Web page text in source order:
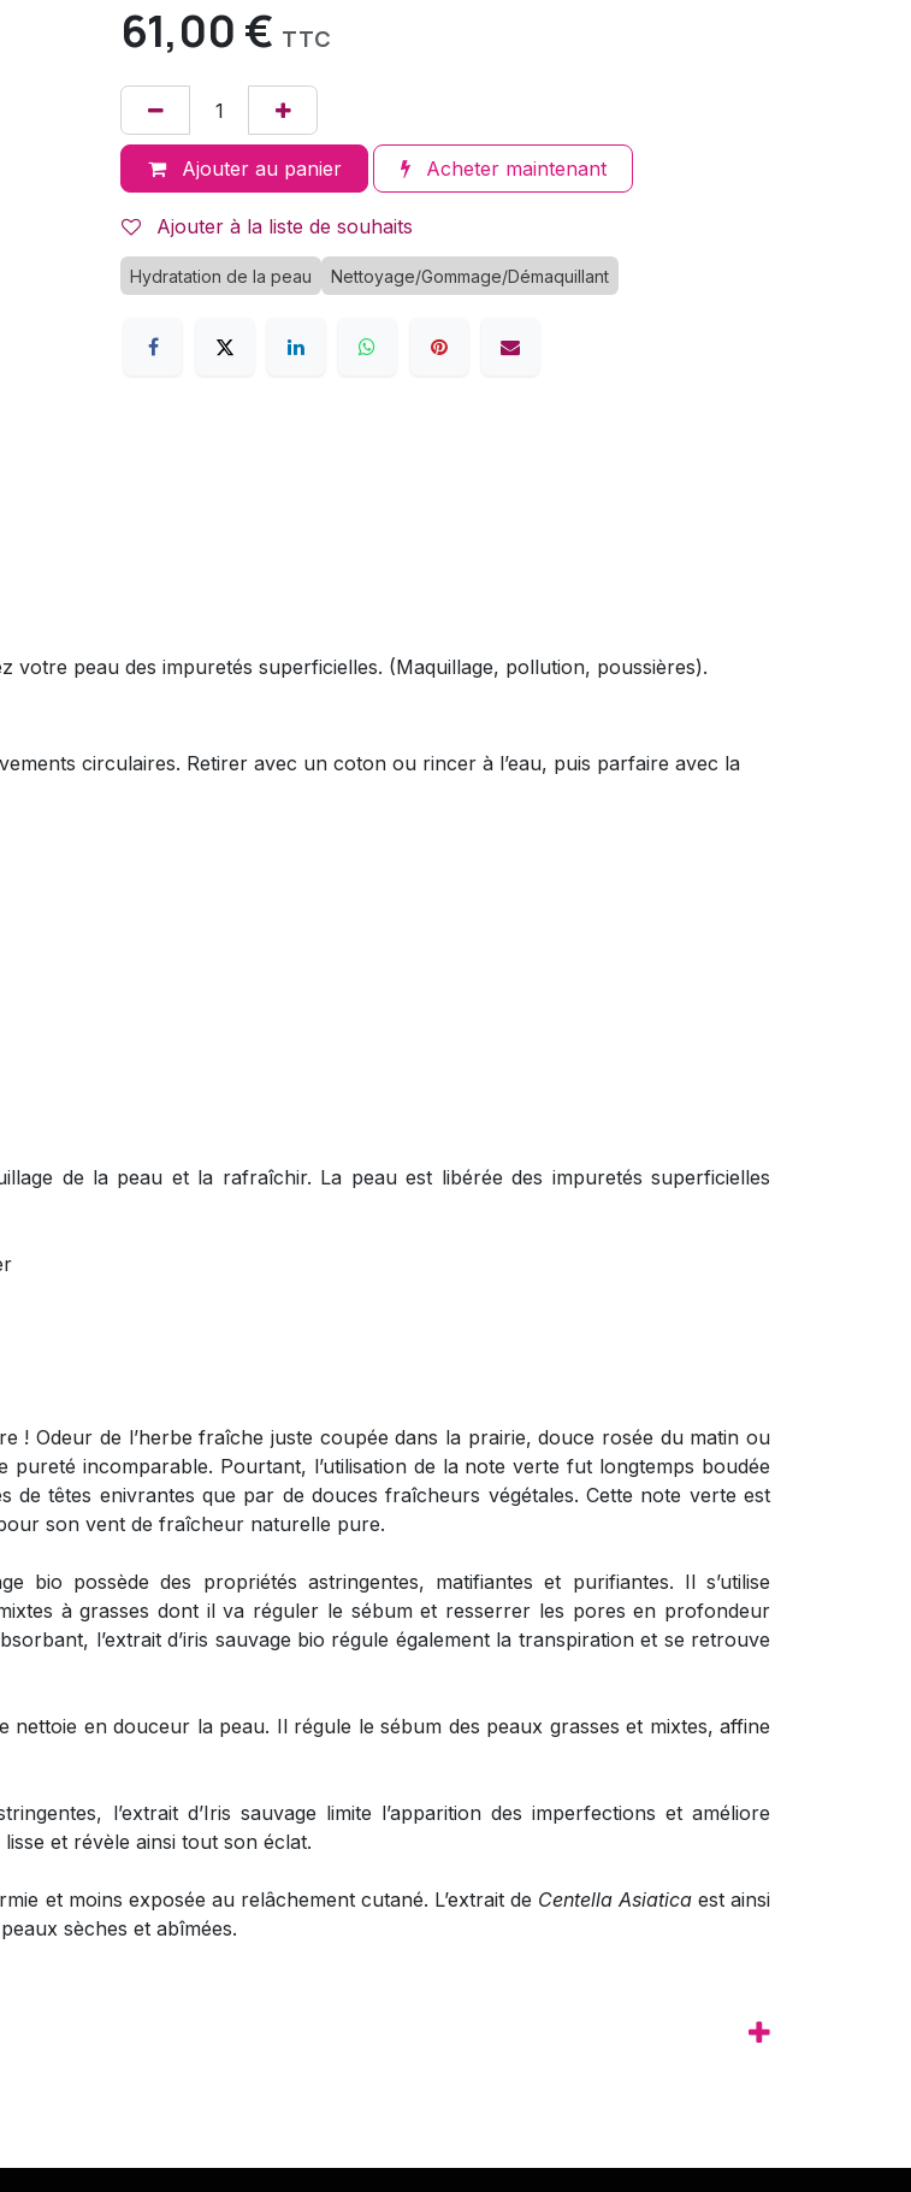
61,00 € TTC
Ajouter au panier Acheter maintenant
Ajouter à la liste de souhaits
Hydratation de la peau Nettoyage/Gommage/Démaquillant
votre peau des impuretés superficielles. (Maquillage, pollution, poussières).
circulaires. Retirer avec un coton ou rincer à l’eau, puis parfaire avec la
de la peau et la rafraîchir. La peau est libérée des impuretés superficielles
! Odeur de l’herbe fraîche juste coupée dans la prairie, douce rosée du matin ou
pureté incomparable. Pourtant, l’utilisation de la note verte fut longtemps boudée
têtes enivrantes que par de douces fraîcheurs végétales. Cette note verte est
son vent de fraîcheur naturelle pure.
bio possède des propriétés astringentes, matifiantes et purifiantes. Il s’utilise
à grasses dont il va réguler le sébum et resserrer les pores en profondeur
l’extrait d’iris sauvage bio régule également la transpiration et se retrouve
nettoie en douceur la peau. Il régule le sébum des peaux grasses et mixtes, affine
l’extrait d’Iris sauvage limite l’apparition des imperfections et améliore
et révèle ainsi tout son éclat.
et moins exposée au relâchement cutané. L’extrait de Centella Asiaticaest ainsi
sèches et abîmées.